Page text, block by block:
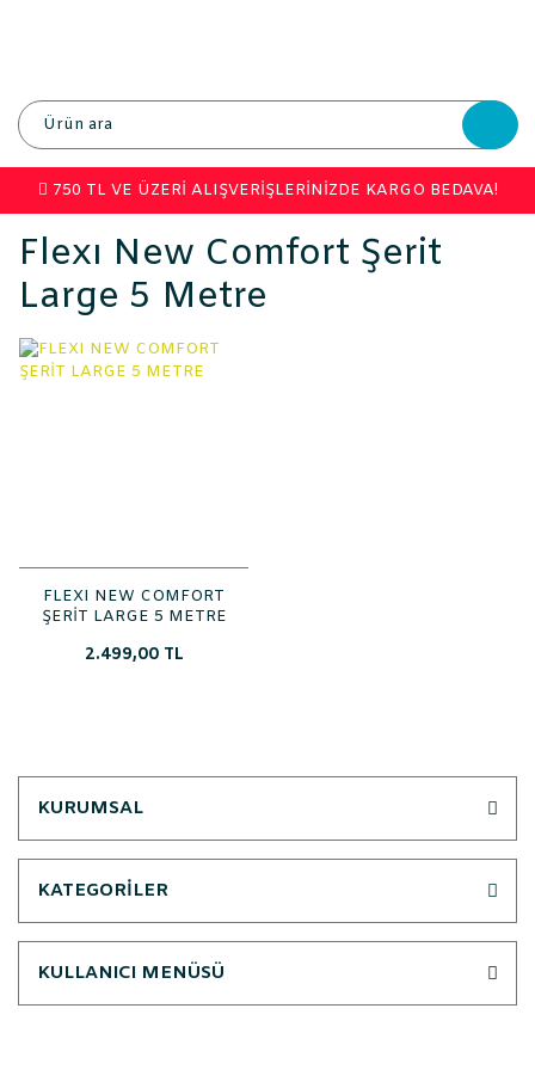
750 TL VE ÜZERİ ALIŞVERİŞLERİNİZDE KARGO BEDAVA!
Flexı New Comfort Şerit
Large 5 Metre
FLEXI NEW COMFORT
ŞERİT LARGE 5 METRE
2.499,00 TL
KURUMSAL
KATEGORİLER
KULLANICI MENÜSÜ